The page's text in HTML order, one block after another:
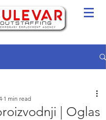
| Oglas
1 min read